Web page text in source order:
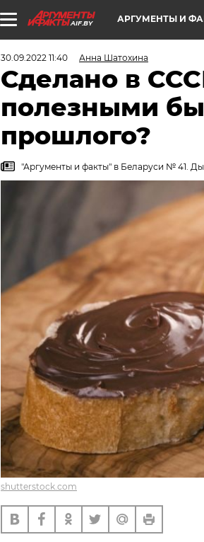
AIF.BY АРГУМЕНТЫ И
30.09.2022 11:40 Анна Шатохина
Сделано в
полезными
прошлого?
"Аргументы и факты" в Беларуси № 41.
shutterstock.com